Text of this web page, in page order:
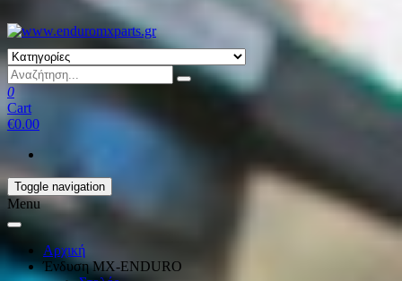
0
Cart
€0.00
Toggle navigation
Menu
Αρχική
Ένδυση ΜΧ-ΕΝDURO